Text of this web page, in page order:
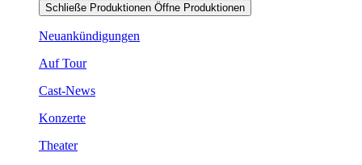
Schließe Produktionen Öffne Produktionen
Neuankündigungen
Auf Tour
Cast-News
Konzerte
Theater